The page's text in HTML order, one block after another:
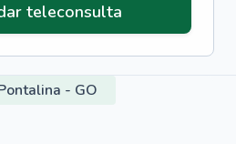
teleconsulta
- GO